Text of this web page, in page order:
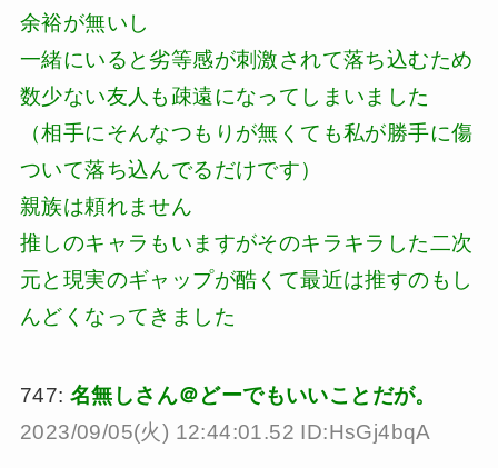
余裕が無いし
一緒にいると劣等感が刺激されて落ち込むため
数少ない友人も疎遠になってしまいました
（相手にそんなつもりが無くても私が勝手に傷
ついて落ち込んでるだけです）
親族は頼れません
推しのキャラもいますがそのキラキラした二次
元と現実のギャップが酷くて最近は推すのもし
んどくなってきました
747: 名無しさん＠どーでもいいことだが。
2023/09/05(火) 12:44:01.52 ID:HsGj4bqA